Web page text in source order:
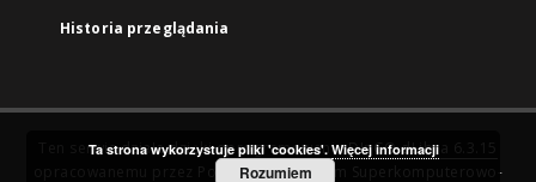
Historia przeglądania
Ten serwis działa dzięki oprogramowaniuDInGO dLibra 6.3.15
Poznańskie Centrum Superkomputerowo-
Ta strona wykorzystuje pliki 'cookies'. Więcej informacji
Rozumiem